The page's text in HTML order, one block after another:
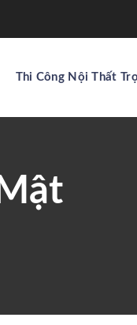
Thi Công Nội Thất